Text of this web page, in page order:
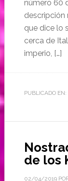
número 60
descripción
que dice lo
cerca de
imperio, […]
PUBLICADO EN:
de los
02/04/2019